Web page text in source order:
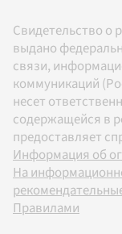
Свидетельство о
выдано
связи,
коммуникаций
несет
содержащейся в
предоставляет
Информация об
На
Правилами